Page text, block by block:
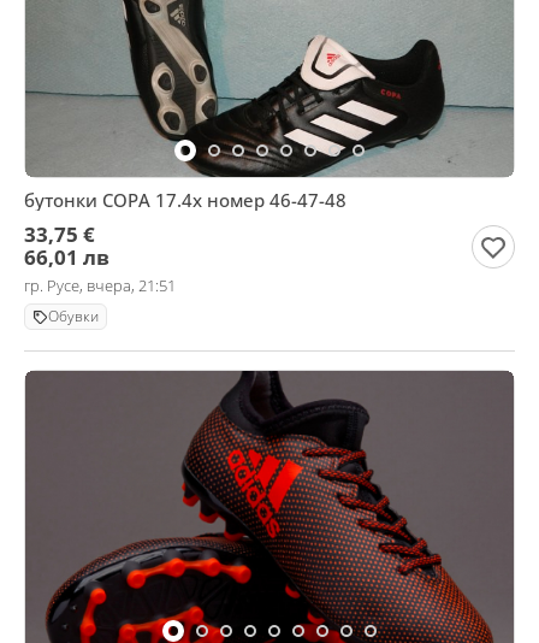
бутонки COPA 17.4х номер 46-47-48
33,75 €
66,01 лв
гр. Русе, вчера, 21:51
Обувки